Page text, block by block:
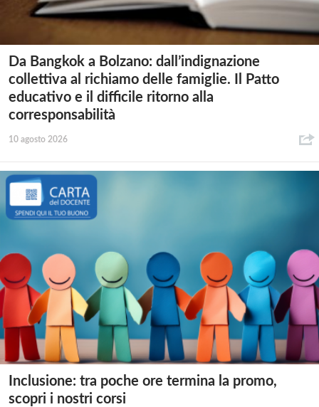
Da Bangkok a Bolzano: dall’indignazione
collettiva al richiamo delle famiglie. Il Patto
educativo e il difficile ritorno alla
corresponsabilità
10 agosto 2026
Inclusione: tra poche ore termina la promo,
scopri i nostri corsi